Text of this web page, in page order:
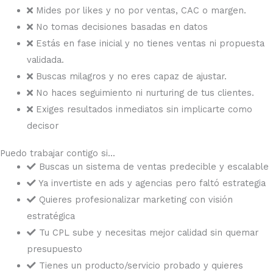
Mides por likes y no por ventas, CAC o margen.
No tomas decisiones basadas en datos
Estás en fase inicial y no tienes ventas ni propuesta
validada.
Buscas milagros y no eres capaz de ajustar.
No haces seguimiento ni nurturing de tus clientes.
Exiges resultados inmediatos sin implicarte como
decisor
Puedo trabajar contigo si...
Buscas un sistema de ventas predecible y escalable
Ya invertiste en ads y agencias pero faltó estrategia
Quieres profesionalizar marketing con visión
estratégica
Tu CPL sube y necesitas mejor calidad sin quemar
presupuesto
Tienes un producto/servicio probado y quieres